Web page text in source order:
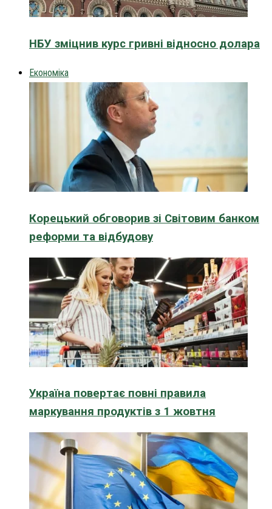
НБУ зміцнив курс гривні відносно долара
Економіка
Корецький обговорив зі Світовим банком
реформи та відбудову
Україна повертає повні правила
маркування продуктів з 1 жовтня